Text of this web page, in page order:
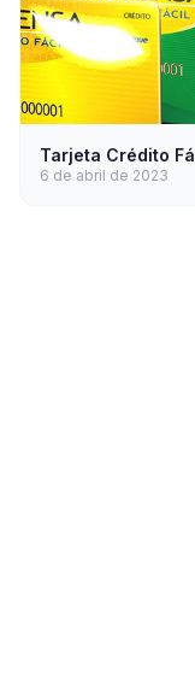
Tarjeta Crédito
6 de abril de 2023